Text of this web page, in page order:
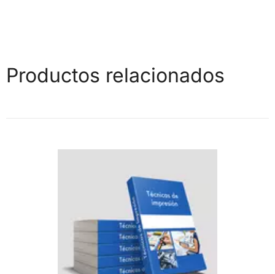
Productos relacionados